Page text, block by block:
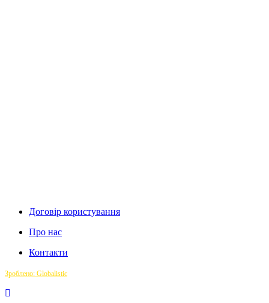
Договір користування
Про нас
Контакти
Зроблено: Globalistic